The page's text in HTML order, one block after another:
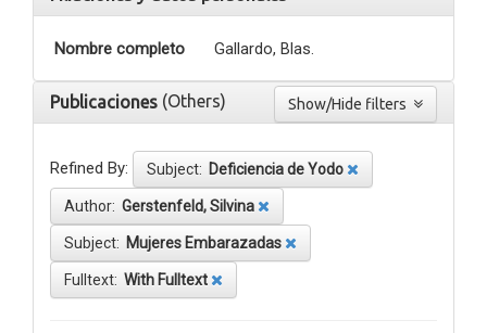
Nombre completo Gallardo, Blas.
Publicaciones (Others)
Refined By: Subject: Deficiencia de Yodo
Author: Gerstenfeld, Silvina
Subject: Mujeres Embarazadas
Fulltext: With Fulltext